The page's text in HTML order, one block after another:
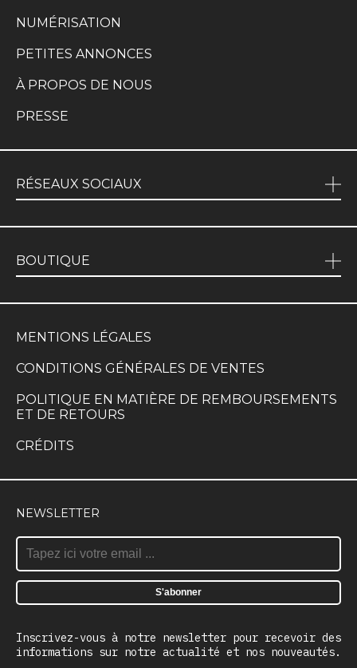
NUMÉRISATION
PETITES ANNONCES
À PROPOS DE NOUS
PRESSE
RÉSEAUX SOCIAUX
BOUTIQUE
MENTIONS LÉGALES
CONDITIONS GÉNÉRALES DE VENTES
POLITIQUE EN MATIÈRE DE REMBOURSEMENTS
ET DE RETOURS
CRÉDITS
NEWSLETTER
Inscrivez-vous à notre newsletter pour recevoir des
informations sur notre actualité et nos nouveautés.